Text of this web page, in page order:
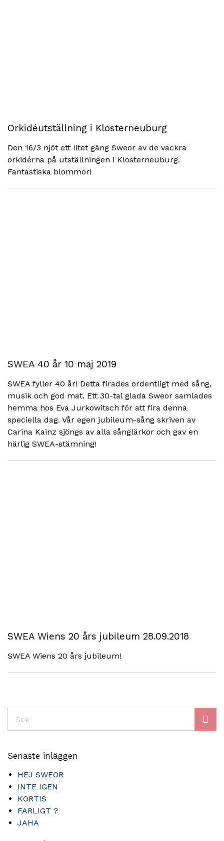
Orkidéutställning i Klosterneuburg
Den 16/3 njöt ett litet gäng Sweor av de vackra
orkidérna på utställningen i Klosterneuburg.
Fantastiska blommor!
SWEA 40 år 10 maj 2019
SWEA fyller 40 år! Detta firades ordentligt med sång,
musik och god mat. Ett 30-tal glada Sweor samlades
hemma hos Eva Jurkowitsch för att fira denna
speciella dag. Vår egen jubileum-sång skriven av
Carina Kainz sjöngs av alla sånglärkor och gav en
härlig SWEA-stämning!
SWEA Wiens 20 års jubileum 28.09.2018
SWEA Wiens 20 års jubileum!
Senaste inläggen
HEJ SWEOR
INTE IGEN
KORTIS
FARLIGT ?
JAHA